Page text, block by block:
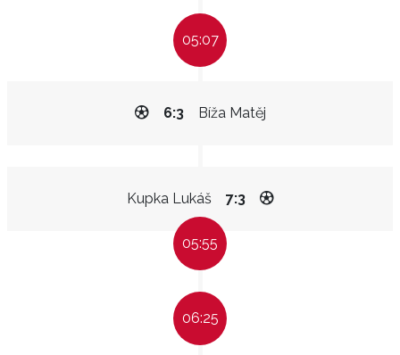
05:07
Bíža Matěj
6:3
Kupka Lukáš 7:3
05:55
06:25